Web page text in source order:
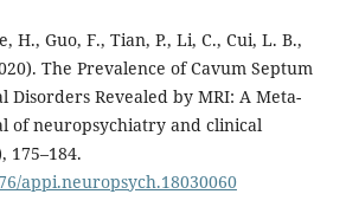
H., Guo, F., Tian, P., Li, C., Cui, L. B.,
The Prevalence of Cavum Septum
Disorders Revealed by MRI: A Meta-
of neuropsychiatry and clinical
175–184.
appi.neuropsych.18030060